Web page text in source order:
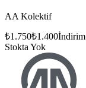
AA Kolektif
₺1.750₺1.400İndirim
Stokta Yok